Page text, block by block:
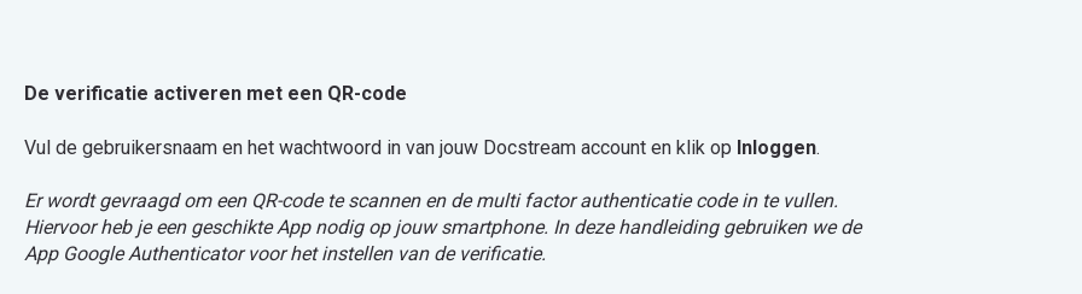
De verificatie activeren met een QR-code
Vul de gebruikersnaam en het wachtwoord in van jouw Docstream account en klik op Inloggen.
Er wordt gevraagd om een QR-code te scannen en de multi factor authenticatie code in te vullen.
Hiervoor heb je een geschikte App nodig op jouw smartphone. In deze handleiding gebruiken we de
App Google Authenticator voor het instellen van de verificatie.